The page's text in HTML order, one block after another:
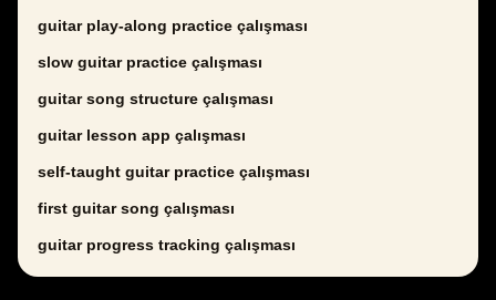
guitar play-along practice çalışması
slow guitar practice çalışması
guitar song structure çalışması
guitar lesson app çalışması
self-taught guitar practice çalışması
first guitar song çalışması
guitar progress tracking çalışması